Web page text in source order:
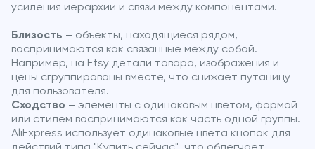
усиления иерархии и связи между компонентами.
Близость – объекты, находящиеся рядом,
воспринимаются как связанные между собой.
Например, на Etsy детали товара, изображения и
цены сгруппированы вместе, что снижает путаницу
для пользователя.
Сходство – элементы с одинаковым цветом, формой
или стилем воспринимаются как часть одной группы.
AliExpress использует одинаковые цвета кнопок для